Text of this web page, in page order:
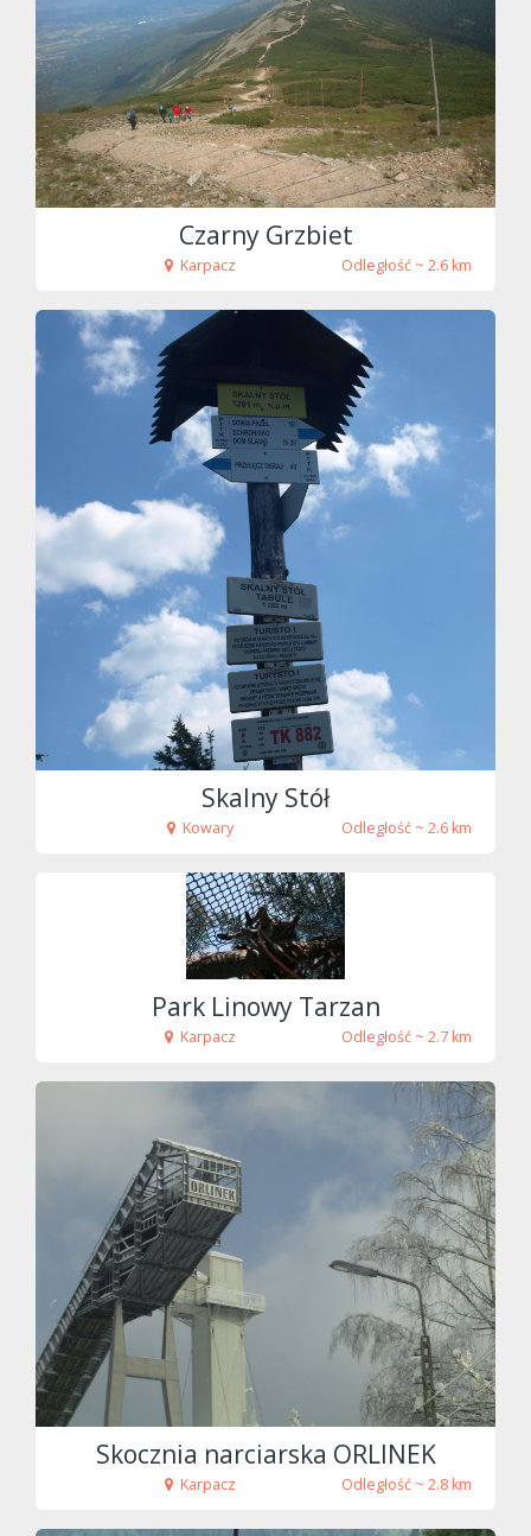
fot. Tenet
Czarny Grzbiet
Karpacz Odległość ~ 2.6 km
fot. Izabella Spera
Skalny Stół
Kowary Odległość ~ 2.6 km
fot. Tenet
Park Linowy Tarzan
Karpacz Odległość ~ 2.7 km
fot. Strohmeier
Skocznia narciarska ORLINEK
Karpacz Odległość ~ 2.8 km